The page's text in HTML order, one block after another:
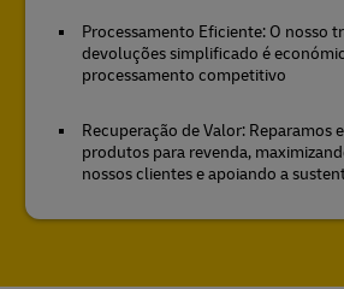
Processamento Eficiente: O nosso
devoluções simplificado é
processamento competitivo
Recuperação de Valor: Reparamos
produtos para revenda,
nossos clientes e apoiando a